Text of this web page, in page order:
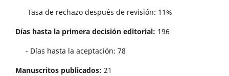
Tasa de rechazo después de revisión: 11%
Días hasta la primera decisión editorial: 196
- Días hasta la aceptación: 78
Manuscritos publicados: 21